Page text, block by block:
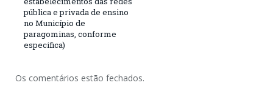
pública e privada de ensino
no Município de
paragominas, conforme
especifica)
Os comentários estão fechados.